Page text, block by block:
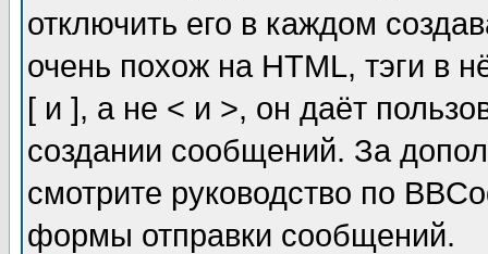
отключить его в каждом
очень похож на HTML, тэги в
[ и ], а не < и >, он даёт
создании сообщений. За
смотрите руководство по
формы отправки сообщений.